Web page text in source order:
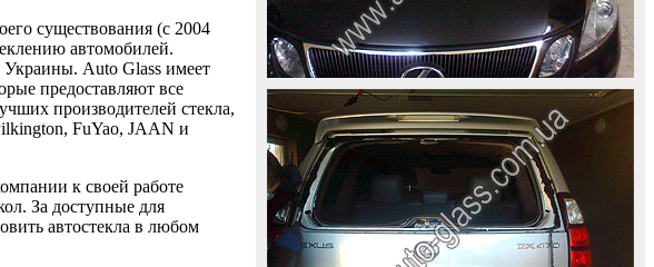
существования (с 2004
автомобилей.
Auto Glass имеет
предоставляют все
производителей стекла,
FuYao, JAAN и
к своей работе
За доступные для
автостекла в любом